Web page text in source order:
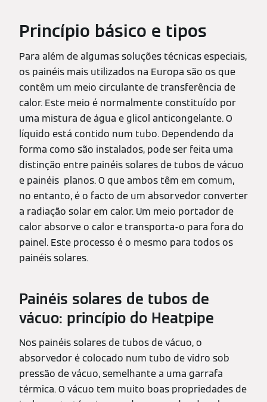
Princípio básico e tipos
Para além de algumas soluções técnicas especiais,
os painéis mais utilizados na Europa são os que
contêm um meio circulante de transferência de
calor. Este meio é normalmente constituído por
uma mistura de água e glicol anticongelante. O
líquido está contido num tubo. Dependendo da
forma como são instalados, pode ser feita uma
distinção entre painéis solares de tubos de vácuo
e painéis planos. O que ambos têm em comum,
no entanto, é o facto de um absorvedor converter
a radiação solar em calor. Um meio portador de
calor absorve o calor e transporta-o para fora do
painel. Este processo é o mesmo para todos os
painéis solares.
Painéis solares de tubos de
vácuo: princípio do Heatpipe
Nos painéis solares de tubos de vácuo, o
absorvedor é colocado num tubo de vidro sob
pressão de vácuo, semelhante a uma garrafa
térmica. O vácuo tem muito boas propriedades de